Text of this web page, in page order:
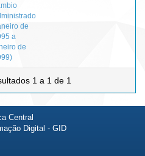
de
a
de
1 a 1 de 1
Central
Digital - GID